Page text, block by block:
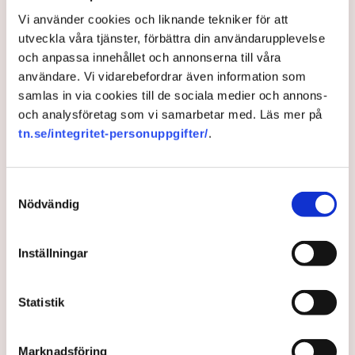
Vi använder cookies och liknande tekniker för att
utveckla våra tjänster, förbättra din användarupplevelse
och anpassa innehållet och annonserna till våra
användare. Vi vidarebefordrar även information som
samlas in via cookies till de sociala medier och annons-
och analysföretag som vi samarbetar med. Läs mer på
tn.se/integritet-personuppgifter/.
Nödvändig
Inställningar
Statistik
Marknadsföring
nationalekonomen Stefan Fölster på SvD Debatt.
8 months ago | Av: Redaktionen
Tyskland: Ingen tillväxt
förrän 2026